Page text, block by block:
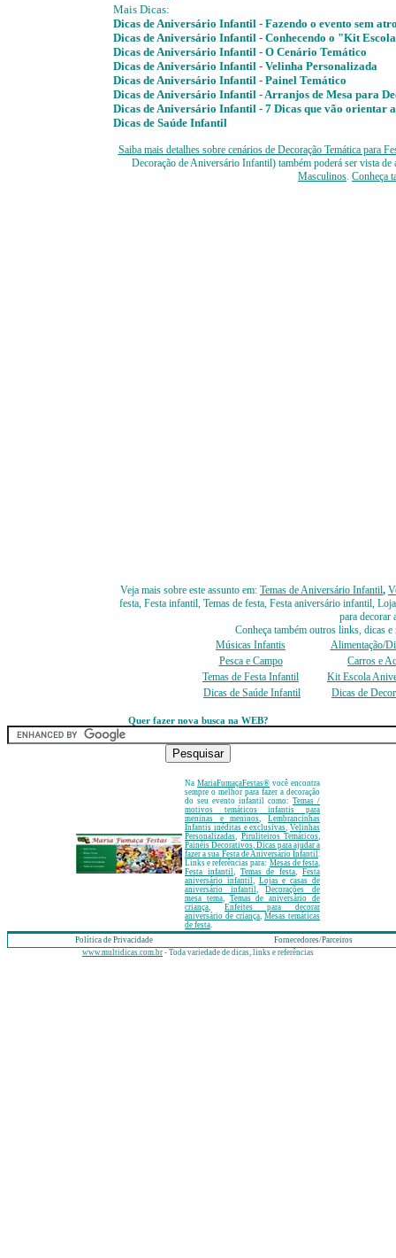
Mais Dicas:
Dicas de Aniversário Infantil - Fazendo o evento sem
Dicas de Aniversário Infantil - Conhecendo o "Kit
Dicas de Aniversário Infantil - O Cenário Temático
Dicas de Aniversário Infantil - Velinha Personalizada
Dicas de Aniversário Infantil - Painel Temático
Dicas de Aniversário Infantil -Arranjos de Mesa para
Dicas de Aniversário Infantil - 7 Dicas que vão orientar
Dicas de Saúde Infantil
Saiba mais detalhes sobre cenários de Decoração Temática para
Decoração de Aniversário Infantil) também poderá ser vista
Masculinos. Conheça
Veja mais sobre este assunto em: Temas de Aniversário Infantil,
festa, Festa infantil, Temas de festa, Festa aniversário infantil,
para decorar
Conheça também outros links, dicas e
Músicas Infantis
Alimentação/
Pesca e Campo
Carros e
Temas de Festa Infantil
Kit Escola
Dicas de Saúde Infantil
Dicas de
Quer fazer nova busca na WEB?
Na MariaFumaçaFestas® você encontra
sempre o melhor para fazer a decoração
do seu evento infantil como: Temas /
motivos temáticos infantis para
meninas e meninos,Lembrancinhas
Infantis inéditas e exclusivas, Velinhas
Personalizadas, Piruliteiros Temáticos,
Painéis Decorativos, Dicas para ajudar a
fazer a sua Festa de Aniversário Infantil.
Links e referências para: Mesas de festa,
Festa infantil, Temas de festa,Festa
aniversário infantil, Lojas e casas de
aniversário infantil,Decorações de
mesa tema, Temas de aniversário de
criança, Enfeites para decorar
aniversário de criança, Mesas temáticas
de festa.
Política de Privacidade
Fornecedores/Parceiros
www.multidicas.com.br - Toda variedade de dicas, links e referências